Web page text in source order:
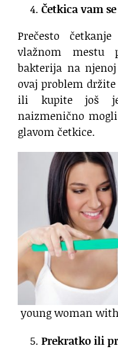
Četkica vam
Prečesto
vlažnom mestu
bakterija na
ovaj problem
ili kupite još
naizmenično
glavom četkice.
young woman
Prekratko ili